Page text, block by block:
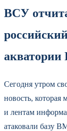
ВСУ
акватории
Сегодня утром
новость, которая
и лентам
атаковали базу